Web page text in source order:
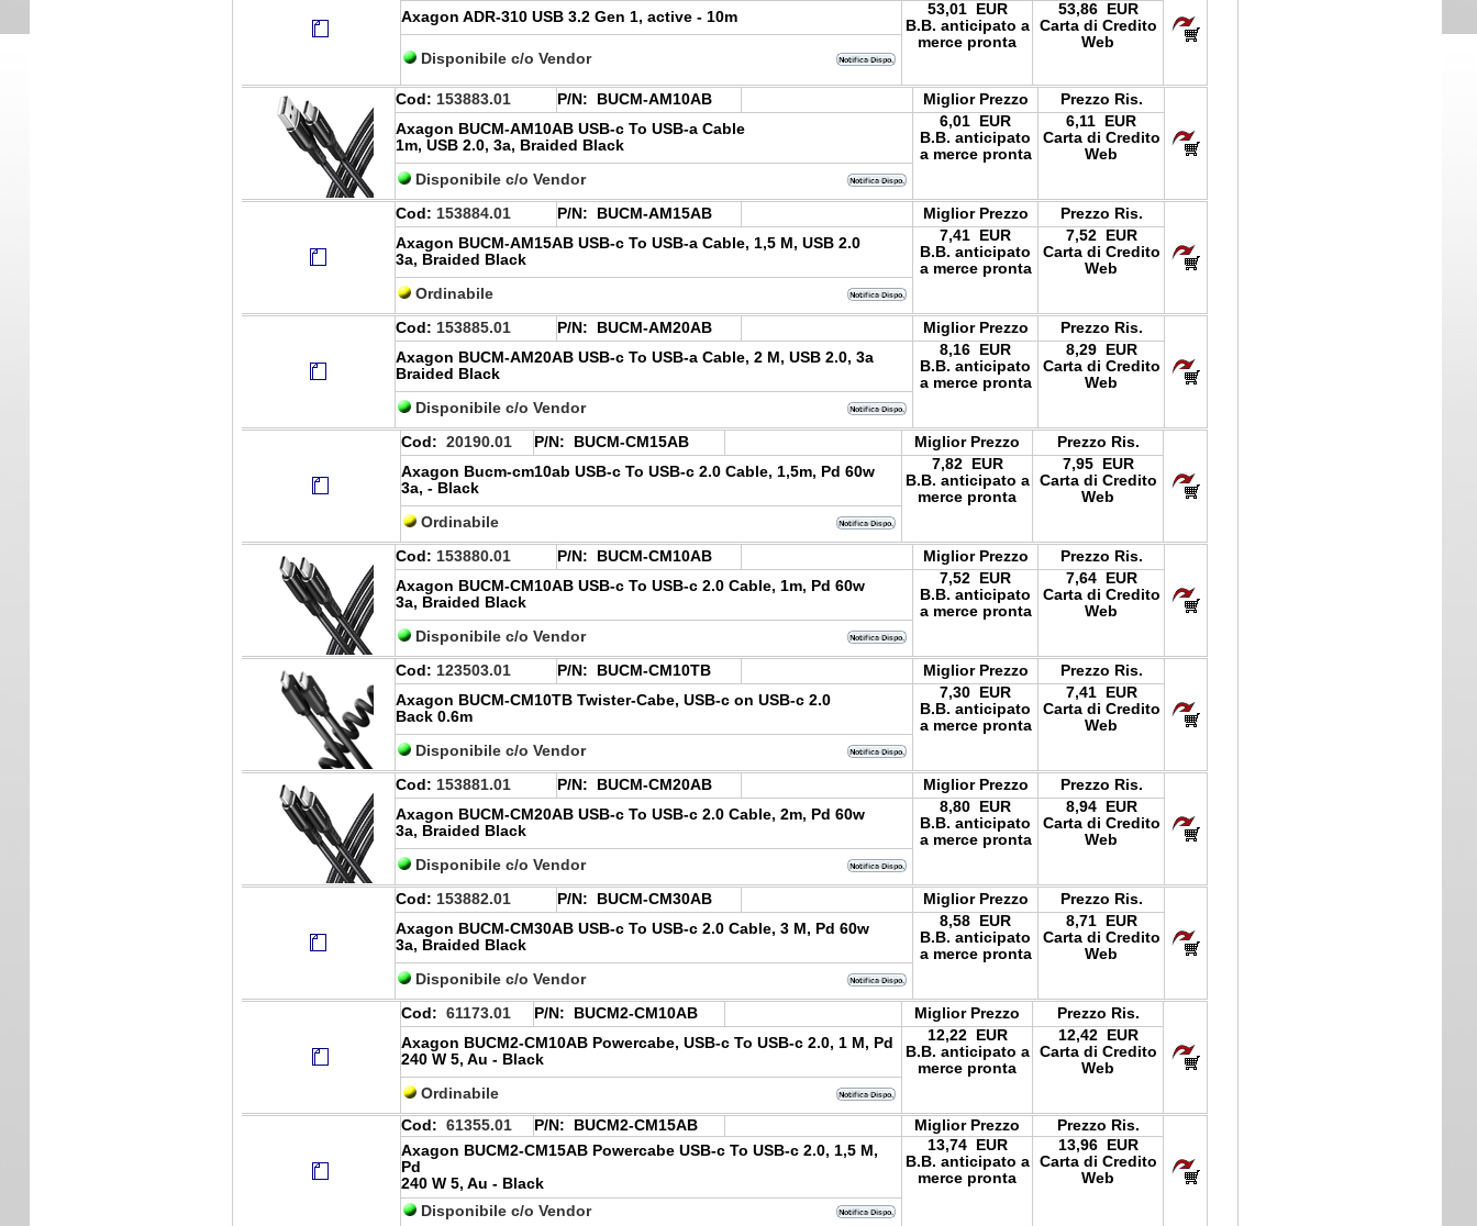
Axagon ADR-310 USB 3.2 Gen 1, active - 10m
53,01 EUR
B.B. anticipato a
merce pronta
53,86 EUR
Carta di Credito
Web
Disponibile c/o Vendor
Cod: 153883.01 P/N: BUCM-AM10AB Miglior Prezzo
Prezzo Ris.
Axagon BUCM-AM10AB USB-c To USB-a Cable
1m, USB 2.0, 3a, Braided Black
6,01 EUR
B.B. anticipato
a merce pronta
6,11 EUR
Carta di Credito
Web
Disponibile c/o Vendor
Cod: 153884.01 P/N: BUCM-AM15AB Miglior Prezzo
Prezzo Ris.
Axagon BUCM-AM15AB USB-c To USB-a Cable, 1,5 M, USB 2.0
3a, Braided Black
7,41 EUR
B.B. anticipato
a merce pronta
7,52 EUR
Carta di Credito
Web
Ordinabile
Cod: 153885.01 P/N: BUCM-AM20AB Miglior Prezzo
Prezzo Ris.
Axagon BUCM-AM20AB USB-c To USB-a Cable, 2 M, USB 2.0, 3a
Braided Black
8,16 EUR
B.B. anticipato
a merce pronta
8,29 EUR
Carta di Credito
Web
Disponibile c/o Vendor
Cod: 20190.01 P/N: BUCM-CM15AB Miglior Prezzo
Prezzo Ris.
Axagon Bucm-cm10ab USB-c To USB-c 2.0 Cable, 1,5m, Pd 60w
3a, - Black
7,82 EUR
B.B. anticipato a
merce pronta
7,95 EUR
Carta di Credito
Web
Ordinabile
Cod: 153880.01 P/N: BUCM-CM10AB Miglior Prezzo
Prezzo Ris.
Axagon BUCM-CM10AB USB-c To USB-c 2.0 Cable, 1m, Pd 60w
3a, Braided Black
7,52 EUR
B.B. anticipato
a merce pronta
7,64 EUR
Carta di Credito
Web
Disponibile c/o Vendor
Cod: 123503.01 P/N: BUCM-CM10TB Miglior Prezzo
Prezzo Ris.
Axagon BUCM-CM10TB Twister-Cabe, USB-c on USB-c 2.0
Back 0.6m
7,30 EUR
B.B. anticipato
a merce pronta
7,41 EUR
Carta di Credito
Web
Disponibile c/o Vendor
Cod: 153881.01 P/N: BUCM-CM20AB Miglior Prezzo
Prezzo Ris.
Axagon BUCM-CM20AB USB-c To USB-c 2.0 Cable, 2m, Pd 60w
3a, Braided Black
8,80 EUR
B.B. anticipato
a merce pronta
8,94 EUR
Carta di Credito
Web
Disponibile c/o Vendor
Cod: 153882.01 P/N: BUCM-CM30AB Miglior Prezzo
Prezzo Ris.
Axagon BUCM-CM30AB USB-c To USB-c 2.0 Cable, 3 M, Pd 60w
3a, Braided Black
8,58 EUR
B.B. anticipato
a merce pronta
8,71 EUR
Carta di Credito
Web
Disponibile c/o Vendor
Cod: 61173.01 P/N: BUCM2-CM10AB Miglior Prezzo
Prezzo Ris.
Axagon BUCM2-CM10AB Powercabe, USB-c To USB-c 2.0, 1 M, Pd
240 W 5, Au - Black
12,22 EUR
B.B. anticipato a
merce pronta
12,42 EUR
Carta di Credito
Web
Ordinabile
Cod: 61355.01 P/N: BUCM2-CM15AB Miglior Prezzo
Prezzo Ris.
Axagon BUCM2-CM15AB Powercabe USB-c To USB-c 2.0, 1,5 M,
Pd
240 W 5, Au - Black
13,74 EUR
B.B. anticipato a
merce pronta
13,96 EUR
Carta di Credito
Web
Disponibile c/o Vendor